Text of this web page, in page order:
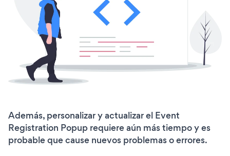
Además, personalizar y actualizar el Event
Registration Popup requiere aún más tiempo y es
probable que cause nuevos problemas o errores.